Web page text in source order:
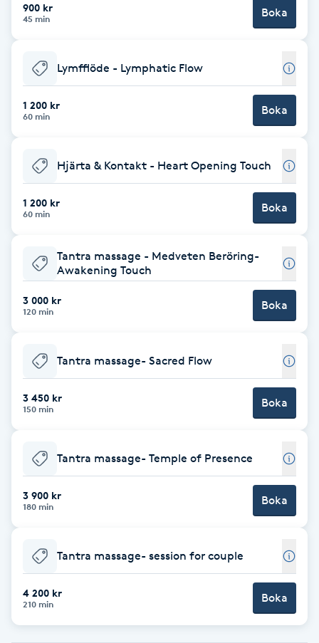
Brynfärgning
Brynplockning
Celluliter
Cryoterapi
Damklippning
Dermapen
Diamantslipning
Enzympeeling
Extensions
Extensions borttagning
Eyeliner-tatuering
900 kr
45 min Boka
Lymfflöde - Lymphatic Flow
1 200 kr
60 min Boka
Hjärta & Kontakt - Heart Opening Touch
1 200 kr
60 min Boka
Tantra massage - Medveten Beröring-
Awakening Touch
3 000 kr
120 min Boka
Tantra massage- Sacred Flow
3 450 kr
150 min Boka
Tantra massage- Temple of Presence
3 900 kr
180 min Boka
Tantra massage- session for couple
4 200 kr
210 min Boka